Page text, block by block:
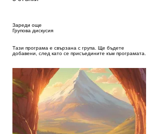
Зареди още
Групова дискусия
Тази програма е свързана с група. Ще бъдете
добавени, след като се присъедините към програмата.